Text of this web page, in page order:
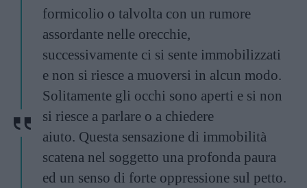
formicolio o talvolta con un rumore
assordante nelle orecchie,
successivamente ci si sente immobilizzati
e non si riesce a muoversi in alcun modo.
Solitamente gli occhi sono aperti e si non
si riesce a parlare o a chiedere
aiuto. Questa sensazione di immobilità
scatena nel soggetto una profonda paura
ed un senso di forte oppressione sul petto.